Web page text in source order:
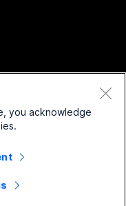
you acknowledge